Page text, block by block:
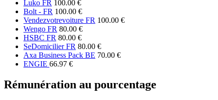
Luko FR 100.00 €
Bolt - FR 100.00 €
Vendezvotrevoiture FR 100.00 €
Wengo FR 80.00 €
HSBC FR 80.00 €
SeDomicilier FR 80.00 €
Axa Business Pack BE 70.00 €
ENGIE 66.97 €
Rémunération au pourcentage